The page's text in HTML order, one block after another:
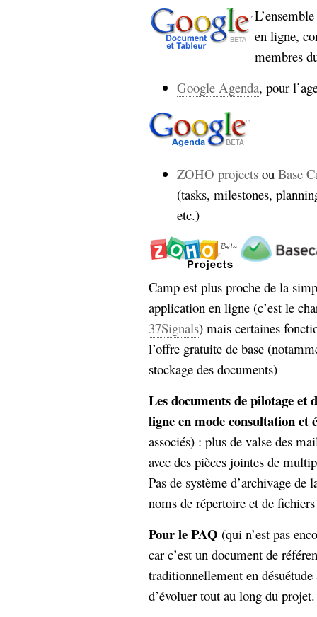
en ligne,
membres
Google Agenda, pour
ZOHO projects ou Base
(tasks, milestones,
etc.)
Camp est plus proche de la
application en ligne (c’est le
37Signals) mais certaines
l’offre gratuite de base
stockage des documents)
Les documents de pilotage et
ligne en mode consultation et
associés) : plus de valse des
avec des pièces jointes de
Pas de système d’archivage de
noms de répertoire et de
Pour le PAQ (qui n’est pas
car c’est un document de
traditionnellement en
d’évoluer tout au long du projet.